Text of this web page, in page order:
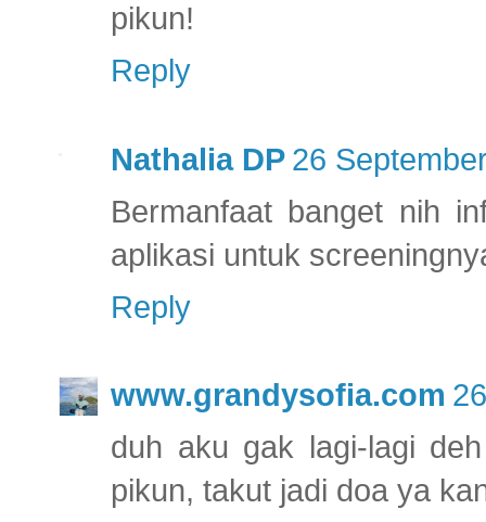
pikun!
Reply
Nathalia DP 26
Bermanfaat banget nih
aplikasi untuk
Reply
www.grandysofia.com
duh aku gak lagi-lagi
pikun, takut jadi doa ya